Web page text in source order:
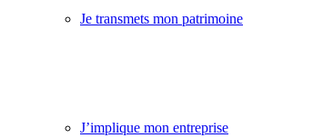
Je transmets mon patrimoine
J’implique mon entreprise